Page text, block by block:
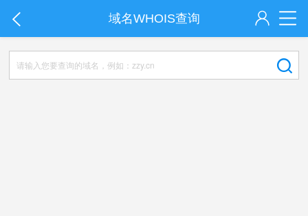
域名WHOIS查询